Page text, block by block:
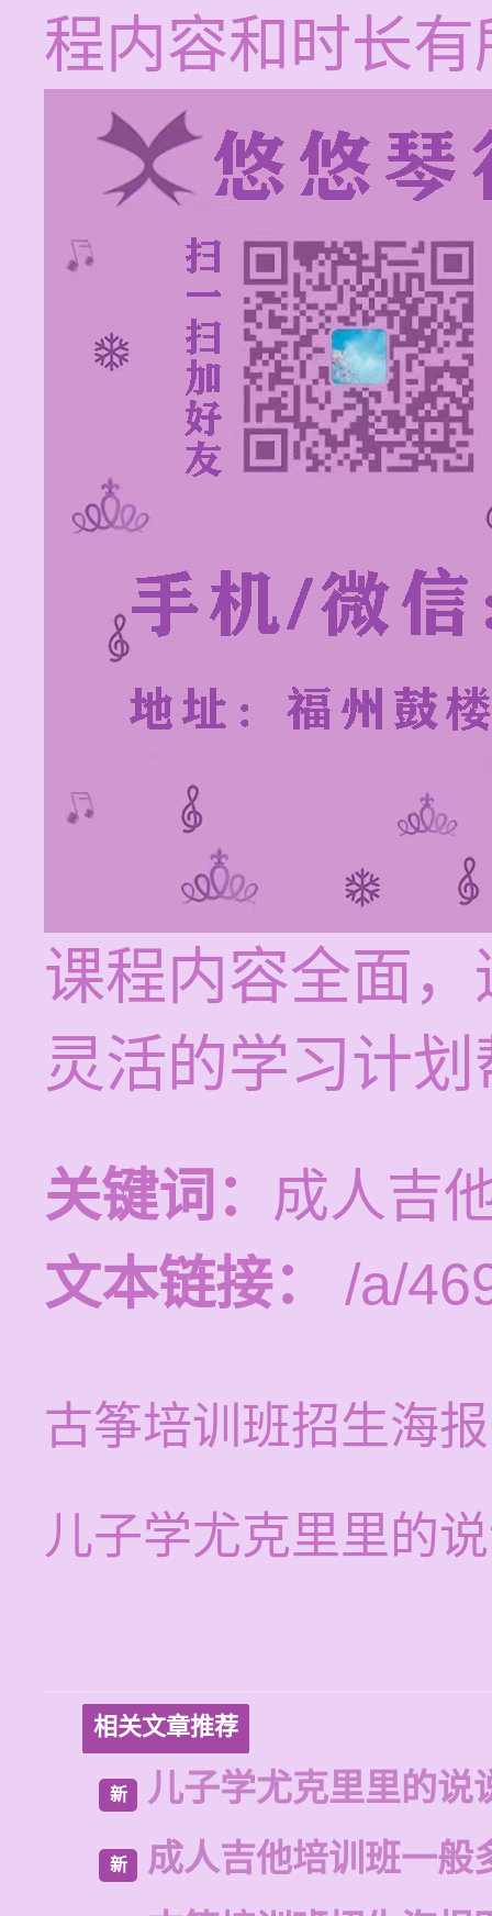
程内容和时长
课程内容全面
灵活的学习计
关键词： 成人吉
文本链接：
/a/
古筝培训班招生海
儿子学尤克里里的
相关文章推荐
新 儿子学尤克里里的说
新
成人吉他培训班一般